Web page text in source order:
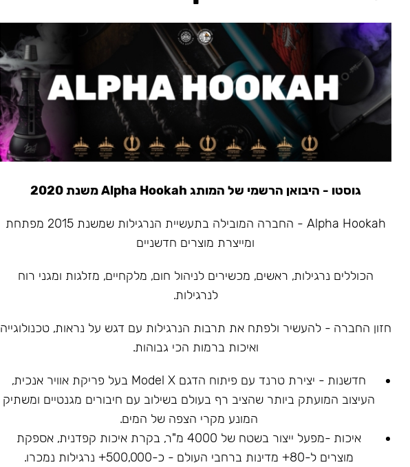
גוסטו - היבואן הרשמי של המותג Alpha Hookah משנת 2020
Alpha Hookah - החברה המובילה בתעשיית הנרגילות שמשנת 2015 מפתחת
ומייצרת מוצרים חדשניים
הכוללים נרגילות, ראשים, מכשירים לניהול חום, מלקחיים, מזלגות ומגני רוח
לנרגילות.
חזון החברה - להעשיר ולפתח את תרבות הנרגילות עם דגש על נראות, טכנולוגייה
ואיכות ברמות הכי גבוהות.
חדשנות - יצירת טרנד עם פיתוח הדגם Model X בעל פריקת אוויר אנכית,
העיצוב המועתק ביותר שהציב רף בעולם בשילוב עם חיבורים מגנטיים ומשתיק
המונע מקרי הצפה של המים.
איכות -מפעל ייצור בשטח של 4000 מ"ר, בקרת איכות קפדנית, אספקת
מוצרים ל-80+ מדינות ברחבי העולם - כ-500,000+ נרגילות נמכרו.